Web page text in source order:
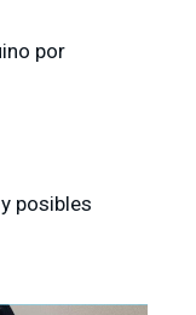
por
posibles